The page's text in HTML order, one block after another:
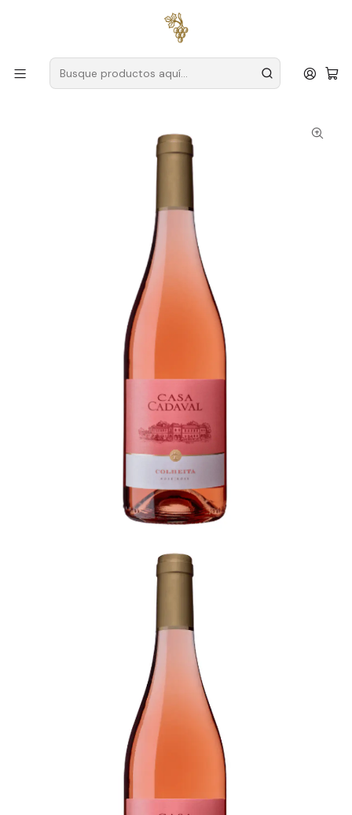
para pedidos superiores a
Productores Tajo
Casa Cadaval
Casa Cadaval Colheita 2025 Tejo Rosé 75cl